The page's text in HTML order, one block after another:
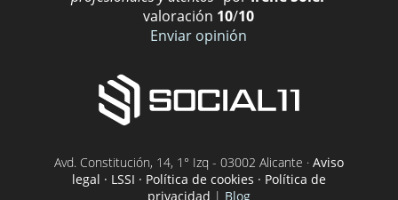
valoración 10/10
Enviar opinión
Avd. Constitución, 14, 1° Izq - 03002 Alicante · Aviso
legal · LSSI · Política de cookies · Política de
privacidad | Blog